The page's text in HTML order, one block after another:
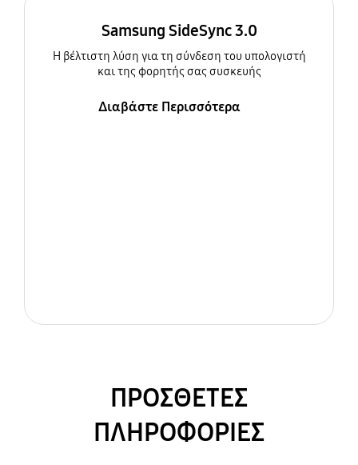
Samsung SideSync 3.0
Η βέλτιστη λύση για τη σύνδεση του υπολογιστή
και της φορητής σας συσκευής
Διαβάστε Περισσότερα
ΠΡΟΣΘΕΤΕΣ
ΠΛΗΡΟΦΟΡΙΕΣ